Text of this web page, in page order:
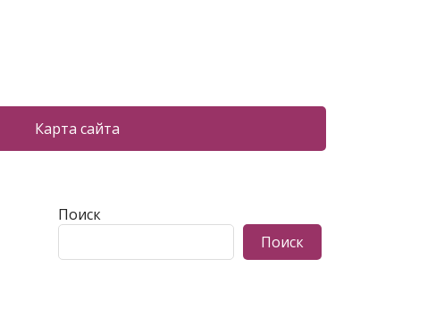
Карта сайта
Поиск
Поиск